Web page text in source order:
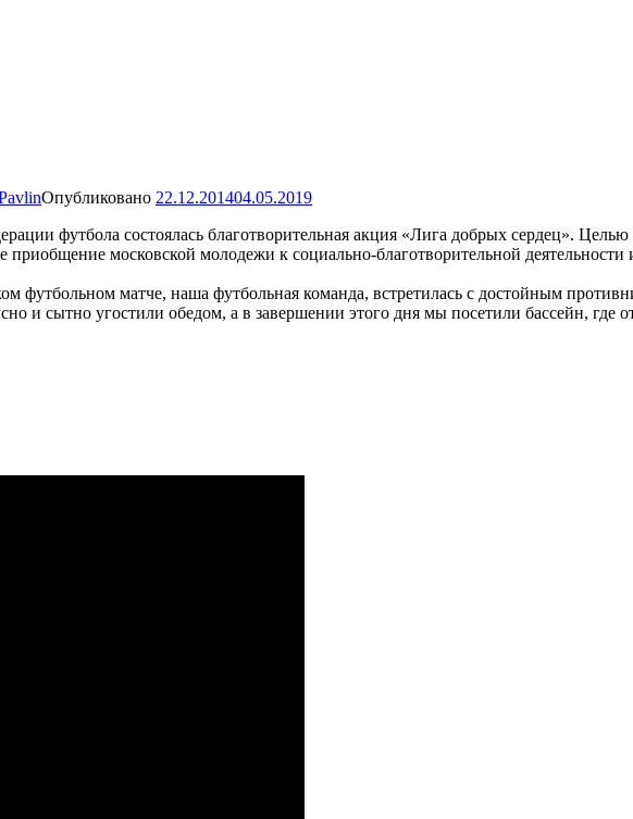
Опубликовано 22.12.201404.05.2019
футбола состоялась благотворительная акция «Лига добрых сердец».
приобщение московской молодежи к социально-благотворительной деятельности
футбольном матче, наша футбольная команда, встретилась с достойным
и сытно угостили обедом, а в завершении этого дня мы посетили бассейн, где